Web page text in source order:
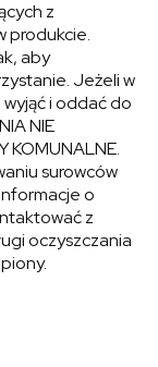
z
produkcie.
aby
Jeżeli w
i oddać do
NIE
KOMUNALNE.
surowców
o
z
oczyszczania